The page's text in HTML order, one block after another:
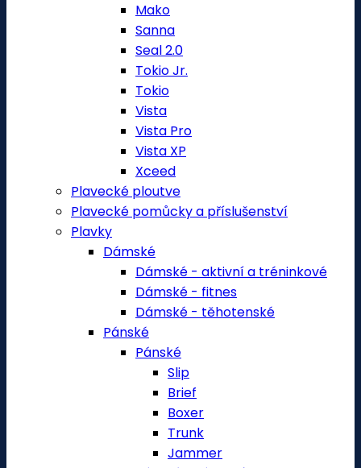
Mako
Sanna
Seal 2.0
Tokio Jr.
Tokio
Vista
Vista Pro
Vista XP
Xceed
Plavecké ploutve
Plavecké pomůcky a příslušenství
Plavky
Dámské
Dámské - aktivní a tréninkové
Dámské - fitnes
Dámské - těhotenské
Pánské
Pánské
Slip
Brief
Boxer
Trunk
Jammer